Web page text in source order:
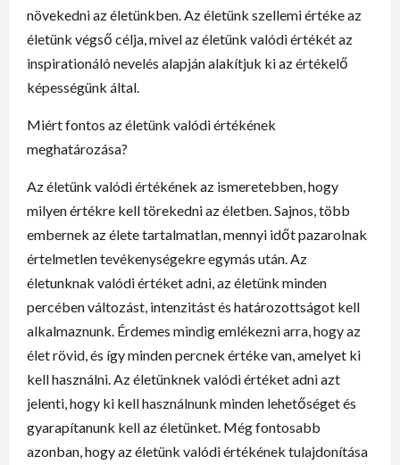
növekedni az életünkben. Az életünk szellemi értéke az
életünk végső célja, mivel az életünk valódi értékét az
inspirationáló nevelés alapján alakítjuk ki az értékelő
képességünk által.
Miért fontos az életünk valódi értékének
meghatározása?
Az életünk valódi értékének az ismeretebben, hogy
milyen értékre kell törekedni az életben. Sajnos, több
embernek az élete tartalmatlan, mennyi időt pazarolnak
értelmetlen tevékenységekre egymás után. Az
életunknak valódi értéket adni, az életünk minden
percében változást, intenzitást és határozottságot kell
alkalmaznunk. Érdemes mindig emlékezni arra, hogy az
élet rövid, és így minden percnek értéke van, amelyet ki
kell használni. Az életünknek valódi értéket adni azt
jelenti, hogy ki kell használnunk minden lehetőséget és
gyarapítanunk kell az életünket. Még fontosabb
azonban, hogy az életünk valódi értékének tulajdonítása